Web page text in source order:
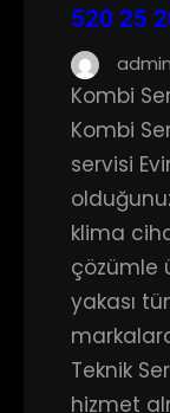
520 25
admin
Kombi
Kombi
servisi
klima
çözümle
yakası
Teknik
hizmet